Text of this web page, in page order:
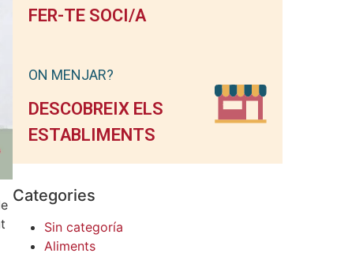
FER-TE SOCI/A
ON MENJAR?
DESCOBREIX ELS
ESTABLIMENTS
Categories
Sin categoría
Aliments